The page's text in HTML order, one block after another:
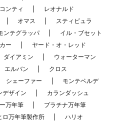
ンティ
レオナルド
オマス
スティピュラ
ンテグラッパ
イル・ブセット
ー
ヤード・オ・レッド
ダイアミン
ウォーターマン
エルバン
クロス
シェーファー
モンテベルデ
デザイン
カランダッシュ
万年筆
プラチナ万年筆
ロ万年筆製作所
ハリオ